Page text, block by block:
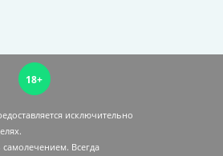
18+
исключительно
самолечением. Всегда